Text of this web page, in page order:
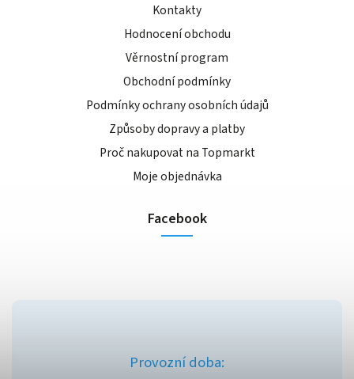
Kontakty
Hodnocení obchodu
Věrnostní program
Obchodní podmínky
Podmínky ochrany osobních údajů
Způsoby dopravy a platby
Proč nakupovat na Topmarkt
Moje objednávka
Facebook